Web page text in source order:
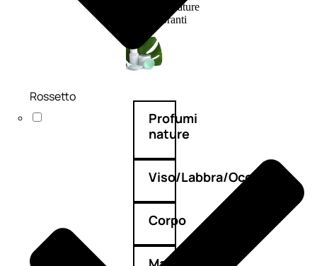
Bagno Nature
Deodoranti
Profumi
nature
Viso/Labbra/Occhi
Corpo
Rossetto